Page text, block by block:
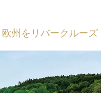
州をリバークルーズ